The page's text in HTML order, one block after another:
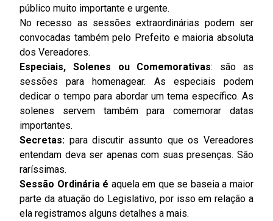
público muito importante e urgente.
No recesso as sessões extraordinárias podem ser
convocadas também pelo Prefeito e maioria absoluta
dos Vereadores.
Especiais, Solenes ou Comemorativas: são as
sessões para homenagear. As especiais podem
dedicar o tempo para abordar um tema específico. As
solenes servem também para comemorar datas
importantes.
Secretas: para discutir assunto que os Vereadores
entendam deva ser apenas com suas presenças. São
raríssimas.
Sessão Ordinária é aquela em que se baseia a maior
parte da atuação do Legislativo, por isso em relação a
ela registramos alguns detalhes a mais.